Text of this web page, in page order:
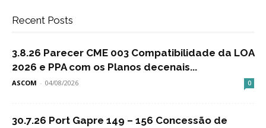
Recent Posts
3.8.26 Parecer CME 003 Compatibilidade da LOA
2026 e PPA com os Planos decenais...
ASCOM - 04/08/2026 0
30.7.26 Port Gapre 149 – 156 Concessão de